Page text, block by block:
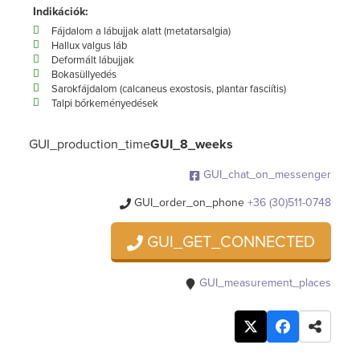
Indikációk:
Fájdalom a lábujjak alatt (metatarsalgia)
Hallux valgus láb
Deformált lábujjak
Bokasüllyedés
Sarokfájdalom (calcaneus exostosis, plantar fasciítis)
Talpi bőrkeményedések
GUI_production_timeGUI_8_weeks
GUI_chat_on_messenger
GUI_order_on_phone+36 (30)511-0748
GUI_GET_CONNECTED
GUI_measurement_places